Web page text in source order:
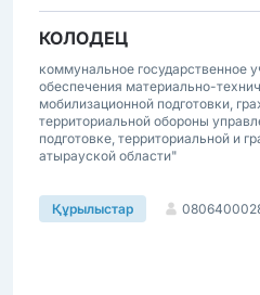
КОЛОДЕЦ
коммунальное государственное
обеспечения материально-
мобилизационной подготовки,
территориальной обороны
подготовке, территориальной и
атырауской области"
Құрылыстар